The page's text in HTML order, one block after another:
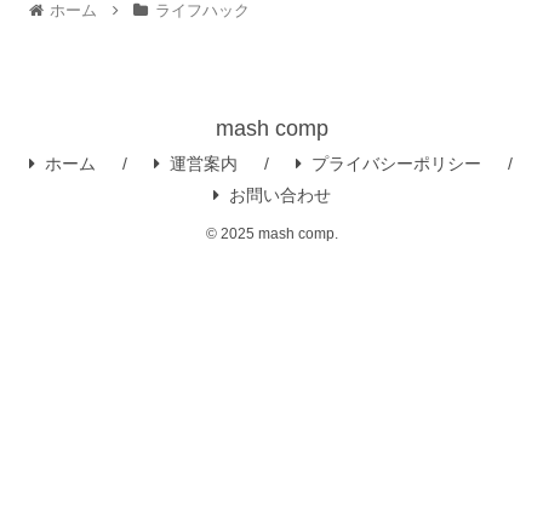
ホーム ライフハック
mash comp
ホーム 運営案内
プライバシーポリシー
お問い合わせ
© 2025 mash comp.